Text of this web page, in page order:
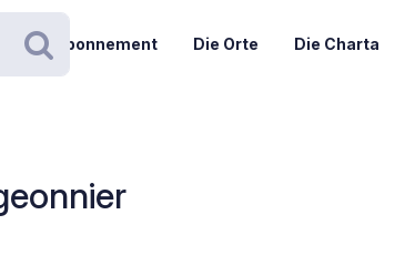
Suchen
Abonnement Die Orte Die Charta